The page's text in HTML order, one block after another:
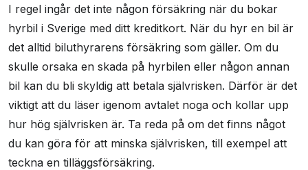
I regel ingår det inte någon försäkring när du bokar
hyrbil i Sverige med ditt kreditkort. När du hyr en bil är
det alltid biluthyrarens försäkring som gäller. Om du
skulle orsaka en skada på hyrbilen eller någon annan
bil kan du bli skyldig att betala självrisken. Därför är det
viktigt att du läser igenom avtalet noga och kollar upp
hur hög självrisken är. Ta reda på om det finns något
du kan göra för att minska självrisken, till exempel att
teckna en tilläggsförsäkring.